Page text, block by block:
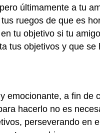
últimamente a tu
ruegos de que es
tu objetivo si tu
tus objetivos y que
emocionante, a fin de
hacerlo no es
perseverando en